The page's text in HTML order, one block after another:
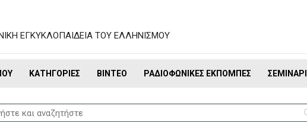
ΕΓΚΥΚΛΟΠΑΙΔΕΙΑ ΤΟΥ ΕΛΛΗΝΙΣΜΟΥ
ΚΑΤΗΓΟΡΊΕΣ ΒΊΝΤΕΟ ΡΑΔΙΟΦΩΝΙΚΈΣ ΕΚΠΟΜΠΈΣ